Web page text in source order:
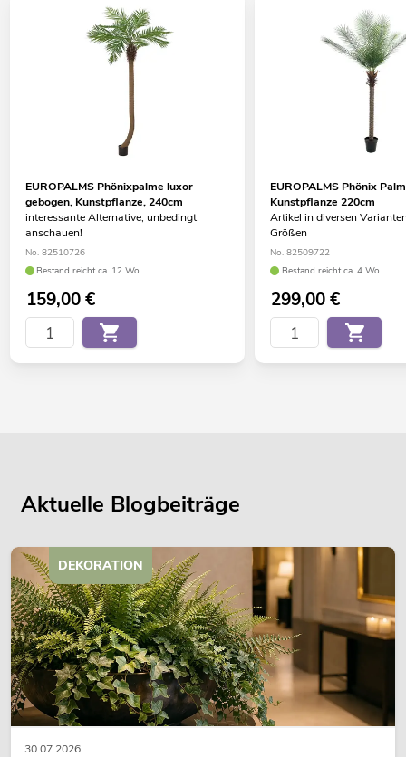
EUROPALMS Phönixpalme luxor
gebogen, Kunstpflanze, 240cm
interessante Alternative, unbedingt
anschauen!
No. 82510726
Bestand reicht ca. 12 Wo.
159,00€
EUROPALMS Phönix
Kunstpflanze 220cm
Artikel in diversen
Größen
No. 82509722
Bestand reicht ca. 4 Wo.
299,00€
Aktuelle Blogbeiträge
30.07.2026
DEKORATION